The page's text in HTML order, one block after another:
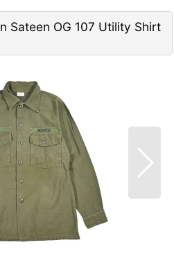
Sateen OG 107 Utility Shirt